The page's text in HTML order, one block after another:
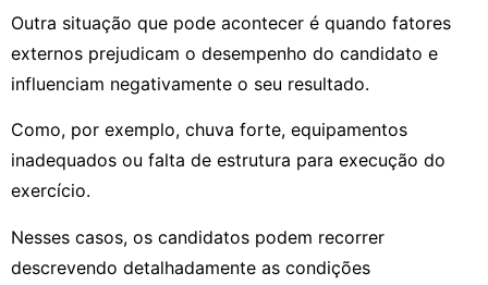
Outra situação que pode acontecer é quando fatores
externos prejudicam o desempenho do candidato e
influenciam negativamente o seu resultado.
Como, por exemplo, chuva forte, equipamentos
inadequados ou falta de estrutura para execução do
exercício.
Nesses casos, os candidatos podem recorrer
descrevendo detalhadamente as condições